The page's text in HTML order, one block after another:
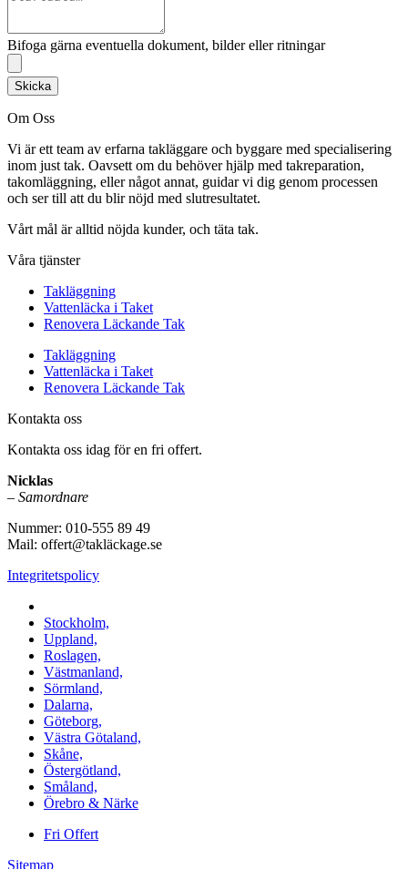
Bifoga gärna eventuella dokument, bilder eller ritningar
Skicka
Om Oss
Vi är ett team av erfarna takläggare och byggare med specialisering
inom just tak. Oavsett om du behöver hjälp med takreparation,
takomläggning, eller något annat, guidar vi dig genom processen
och ser till att du blir nöjd med slutresultatet.
Vårt mål är alltid nöjda kunder, och täta tak.
Våra tjänster
Takläggning
Vattenläcka i Taket
Renovera Läckande Tak
Takläggning
Vattenläcka i Taket
Renovera Läckande Tak
Kontakta oss
Kontakta oss idag för en fri offert.
Nicklas
– Samordnare
Nummer: 010-555 89 49
Mail: offert@takläckage.se
Integritetspolicy
Stockholm,
Uppland,
Roslagen,
Västmanland,
Sörmland,
Dalarna,
Göteborg,
Västra Götaland,
Skåne,
Östergötland,
Småland,
Örebro & Närke
Fri Offert
Sitemap